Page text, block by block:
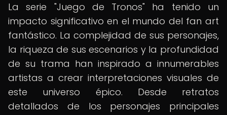
La serie "Juego de Tronos" ha tenido un
impacto significativo en el mundo del fan art
fantástico. La complejidad de sus personajes,
la riqueza de sus escenarios y la profundidad
de su trama han inspirado a innumerables
artistas a crear interpretaciones visuales de
este universo épico. Desde retratos
detallados de los personajes principales